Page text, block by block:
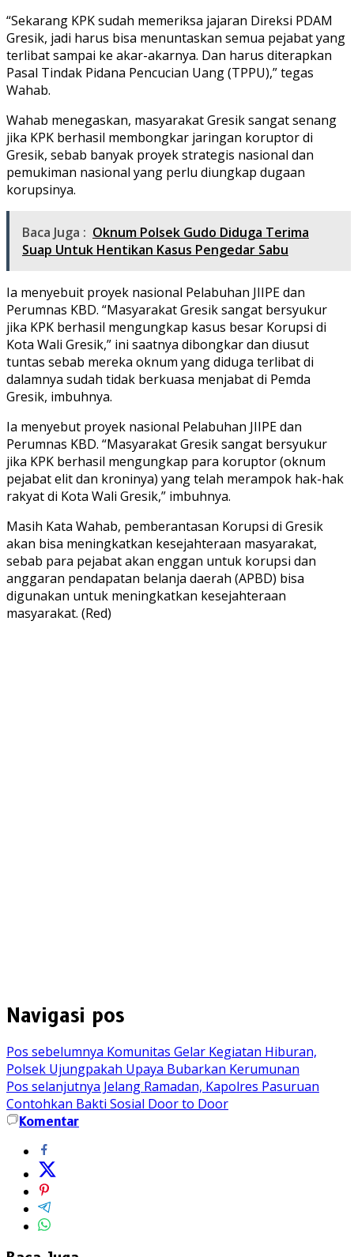
“Sekarang KPK sudah memeriksa jajaran Direksi PDAM
Gresik, jadi harus bisa menuntaskan semua pejabat yang
terlibat sampai ke akar-akarnya. Dan harus diterapkan
Pasal Tindak Pidana Pencucian Uang (TPPU),” tegas
Wahab.
Wahab menegaskan, masyarakat Gresik sangat senang
jika KPK berhasil membongkar jaringan koruptor di
Gresik, sebab banyak proyek strategis nasional dan
pemukiman nasional yang perlu diungkap dugaan
korupsinya.
Baca Juga : Oknum Polsek Gudo Diduga Terima
Suap Untuk Hentikan Kasus Pengedar Sabu
Ia menyebuit proyek nasional Pelabuhan JIIPE dan
Perumnas KBD. “Masyarakat Gresik sangat bersyukur
jika KPK berhasil mengungkap kasus besar Korupsi di
Kota Wali Gresik,” ini saatnya dibongkar dan diusut
tuntas sebab mereka oknum yang diduga terlibat di
dalamnya sudah tidak berkuasa menjabat di Pemda
Gresik, imbuhnya.
Ia menyebut proyek nasional Pelabuhan JIIPE dan
Perumnas KBD. “Masyarakat Gresik sangat bersyukur
jika KPK berhasil mengungkap para koruptor (oknum
pejabat elit dan kroninya) yang telah merampok hak-hak
rakyat di Kota Wali Gresik,” imbuhnya.
Masih Kata Wahab, pemberantasan Korupsi di Gresik
akan bisa meningkatkan kesejahteraan masyarakat,
sebab para pejabat akan enggan untuk korupsi dan
anggaran pendapatan belanja daerah (APBD) bisa
digunakan untuk meningkatkan kesejahteraan
masyarakat. (Red)
Navigasi pos
Pos sebelumnya Komunitas Gelar Kegiatan Hiburan,
Polsek Ujungpakah Upaya Bubarkan Kerumunan
Pos selanjutnya Jelang Ramadan, Kapolres Pasuruan
Contohkan Bakti Sosial Door to Door
Komentar